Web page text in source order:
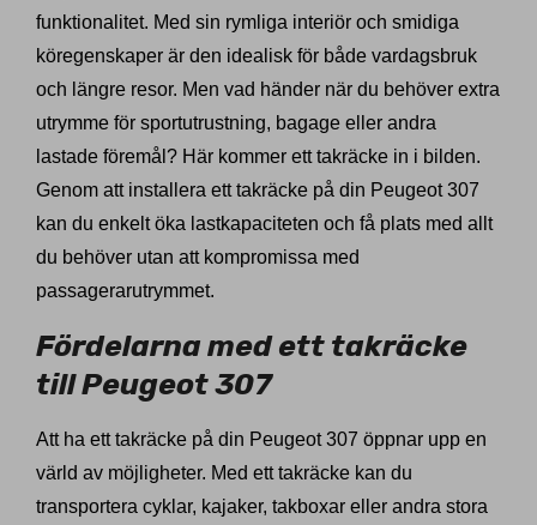
funktionalitet. Med sin rymliga interiör och smidiga
köregenskaper är den idealisk för både vardagsbruk
och längre resor. Men vad händer när du behöver extra
utrymme för sportutrustning, bagage eller andra
lastade föremål? Här kommer ett takräcke in i bilden.
Genom att installera ett takräcke på din Peugeot 307
kan du enkelt öka lastkapaciteten och få plats med allt
du behöver utan att kompromissa med
passagerarutrymmet.
Fördelarna med ett takräcke
till Peugeot 307
Att ha ett takräcke på din Peugeot 307 öppnar upp en
värld av möjligheter. Med ett takräcke kan du
transportera cyklar, kajaker, takboxar eller andra stora